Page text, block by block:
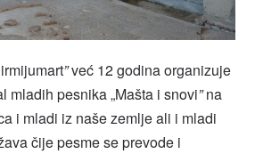
”već 12 godina organizuje
mladih pesnika „Mašta i snovi”na
i mladi iz naše zemlje ali i mladi
čije pesme se prevode i